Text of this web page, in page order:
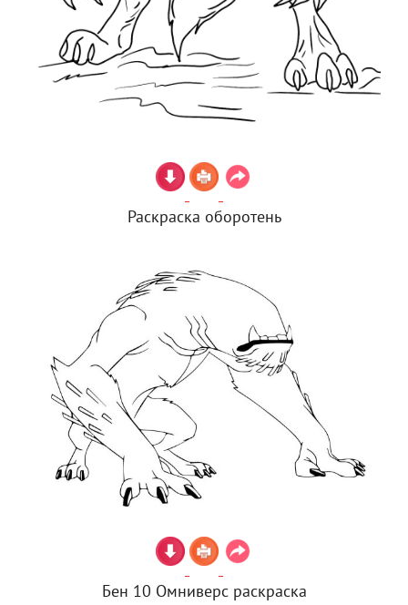
Раскраска оборотень
Бен 10 Омниверс раскраска